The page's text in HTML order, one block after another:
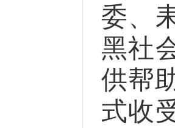
委、
黑社
供帮
式收